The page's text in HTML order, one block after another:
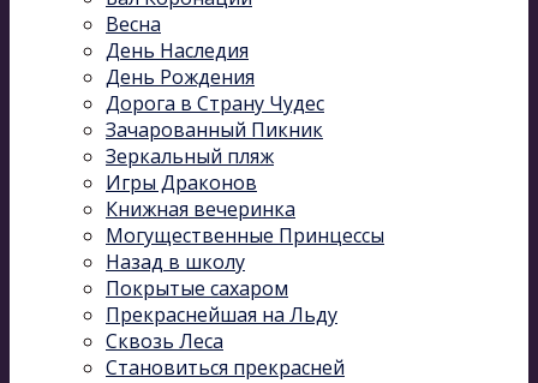
Весна
День Наследия
День Рождения
Дорога в Страну Чудес
Зачарованный Пикник
Зеркальный пляж
Игры Драконов
Книжная вечеринка
Могущественные Принцессы
Назад в школу
Покрытые сахаром
Прекраснейшая на Льду
Сквозь Леса
Становиться прекрасней